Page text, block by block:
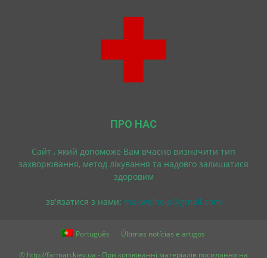
ПРО НАС
Cайт , який допоможе Вам вчасно визначити тип
захворювання, метод лікування та надовго залишатися
здоровим
зв'язатися з нами: maxwelhelp@gmail.com
Português Últimas notícias e artigos
© http://farman.kiev.ua - При копіюванні матеріалів посилання на